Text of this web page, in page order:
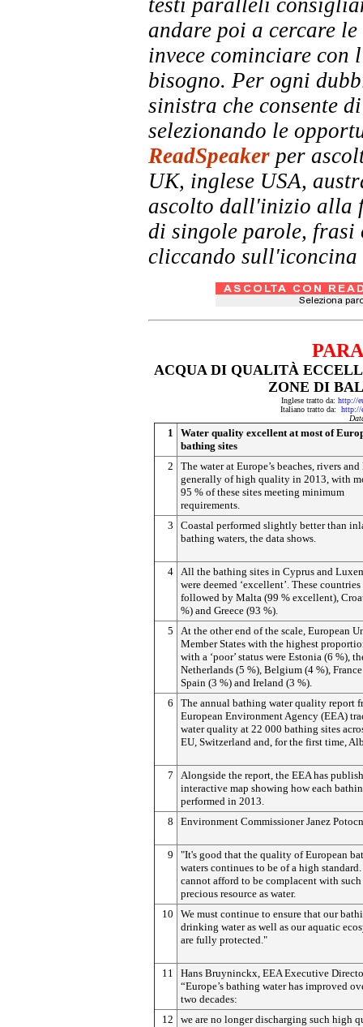
testi paralleli
andare poi a cercare
invece cominciare
bisogno. Per ogni
sinistra che consente
selezionando le
ReadSpeaker per
UK, inglese USA,
ascolto dall'inizio alla
di singole parole, frasi
cliccando sull'iconcina
ACQUA DI QUALITÀ
ZONE DI
Inglese tratto da: http://
Italiano tratto da: http://
1
Water quality excellent at most of
bathing sites
2
The water at Europe’s beaches, rivers and
generally of high quality in 2013, with
95 % of these sites meeting minimum
requirements.
3
Coastal performed slightly better than
bathing waters, the data shows.
4 All the bathing sites in Cyprus and
were deemed ‘excellent’. These countries
followed by Malta (99 % excellent),
%) and Greece (93 %).
5
At the other end of the scale, European
Member States with the highest
with a ‘poor’ status were Estonia (6 %),
Netherlands (5 %), Belgium (4 %),
Spain (3 %) and Ireland (3 %).
6
The annual bathing water quality report
European Environment Agency (EEA)
water quality at 22 000 bathing sites
EU, Switzerland and, for the first time,
7
Alongside the report, the EEA has
interactive map showing how each
performed in 2013.
8
Environment Commissioner Janez
9
"It's good that the quality of European
waters continues to be of a high
cannot afford to be complacent with such
precious resource as water.
10
We must continue to ensure that our
drinking water as well as our aquatic
are fully protected."
11
Hans Bruyninckx, EEA Executive
“Europe’s bathing water has improved
two decades:
12
we are no longer discharging such high